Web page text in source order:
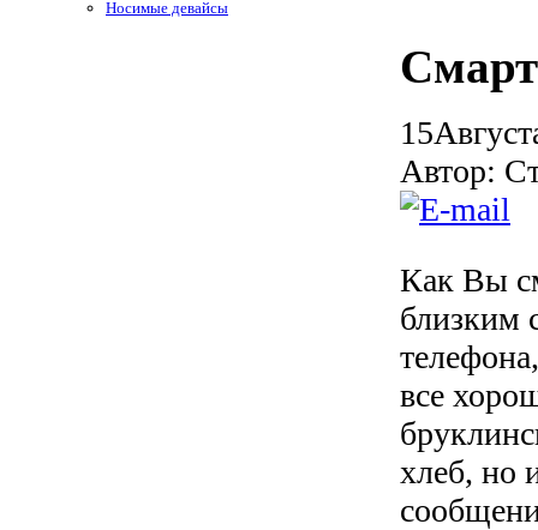
Носимые девайсы
15
Автор:
Как Вы
близким
все
хлеб, но